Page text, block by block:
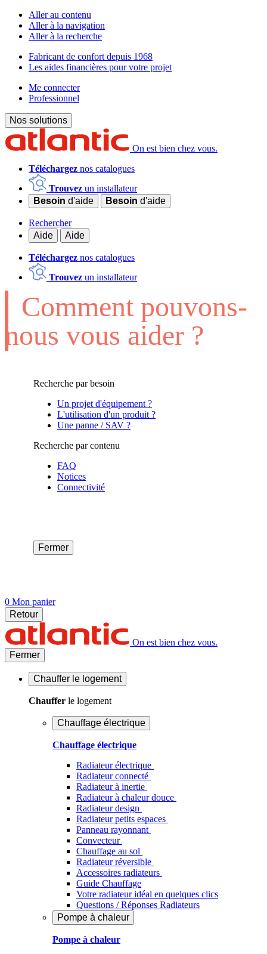
Aller au contenu
Aller à la navigation
Aller à la recherche
Fabricant de confort depuis 1968
Les aides financières pour votre projet
Me connecter
Professionnel
Nos solutions
On est bien chez vous.
Téléchargez nos catalogues
Trouvez un installateur
Besoin d'aide Besoin d'aide
Rechercher
Aide
Aide
Téléchargez nos catalogues
Trouvez un installateur
Comment pouvons-
nous vous aider ?
Recherche par besoin
Un projet d'équipement ?
L'utilisation d'un produit ?
Une panne / SAV ?
Recherche par contenu
FAQ
Notices
Connectivité
Fermer
0 Mon panier
Retour
On est bien chez vous.
Fermer
Chauffer le logement
Chauffer le logement
Chauffage électrique
Chauffage électrique
Radiateur électrique
Radiateur connecté
Radiateur à inertie
Radiateur à chaleur douce
Radiateur design
Radiateur petits espaces
Panneau rayonnant
Convecteur
Chauffage au sol
Radiateur réversible
Accessoires radiateurs
Guide Chauffage
Votre radiateur idéal en quelques clics
Questions / Réponses Radiateurs
Pompe à chaleur
Pompe à chaleur